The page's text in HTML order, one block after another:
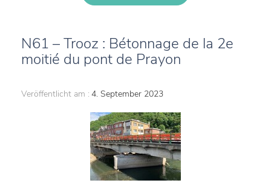
N61 – Trooz : Bétonnage de la 2e
moitié du pont de Prayon
Veröffentlicht am : 4. September 2023